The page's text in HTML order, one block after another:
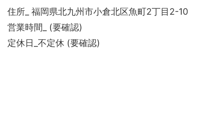
住所_ 福岡県北九州市小倉北区魚町2丁目2-10
営業時間_ (要確認)
定休日_不定休 (要確認)